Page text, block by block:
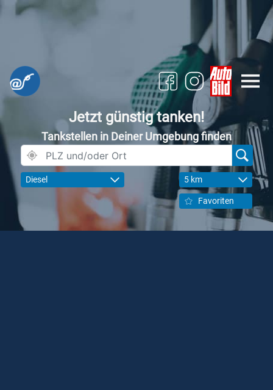
Jetzt günstig tanken!
Tankstellen in Deiner Umgebung finden
Diesel 5 km
Favoriten